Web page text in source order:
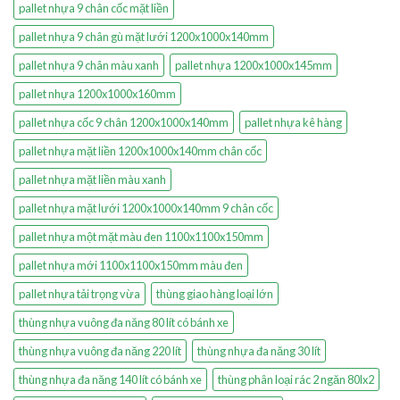
pallet nhựa 9 chân cốc mặt liền
pallet nhựa 9 chân gù mặt lưới 1200x1000x140mm
pallet nhựa 9 chân màu xanh
pallet nhựa 1200x1000x145mm
pallet nhựa 1200x1000x160mm
pallet nhựa cốc 9 chân 1200x1000x140mm
pallet nhựa kê hàng
pallet nhựa mặt liền 1200x1000x140mm chân cốc
pallet nhựa mặt liền màu xanh
pallet nhựa mặt lưới 1200x1000x140mm 9 chân cốc
pallet nhựa một mặt màu đen 1100x1100x150mm
pallet nhựa mới 1100x1100x150mm màu đen
pallet nhựa tải trọng vừa
thùng giao hàng loại lớn
thùng nhựa vuông đa năng 80 lít có bánh xe
thùng nhựa vuông đa năng 220 lít
thùng nhựa đa năng 30 lít
thùng nhựa đa năng 140 lít có bánh xe
thùng phân loại rác 2 ngăn 80lx2